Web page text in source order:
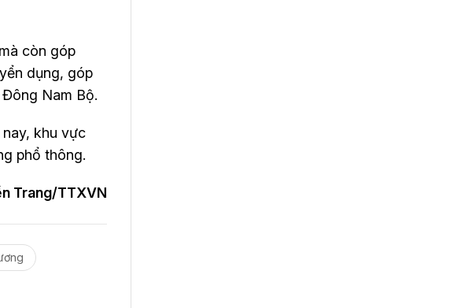
còn góp
dụng, góp
Nam Bộ.
khu vực
phổ thông.
Trang/TTXVN